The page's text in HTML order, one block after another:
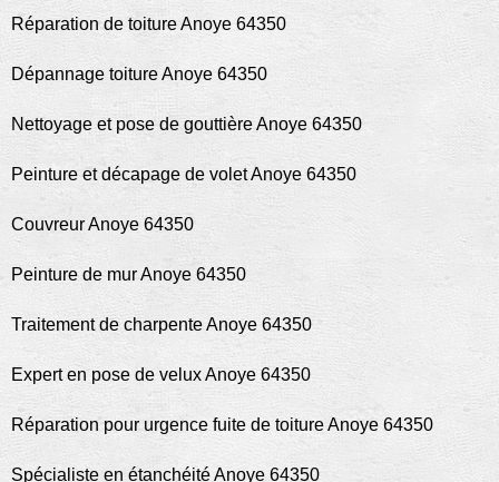
Réparation de toiture Anoye 64350
Dépannage toiture Anoye 64350
Nettoyage et pose de gouttière Anoye 64350
Peinture et décapage de volet Anoye 64350
Couvreur Anoye 64350
Peinture de mur Anoye 64350
Traitement de charpente Anoye 64350
Expert en pose de velux Anoye 64350
Réparation pour urgence fuite de toiture Anoye 64350
Spécialiste en étanchéité Anoye 64350